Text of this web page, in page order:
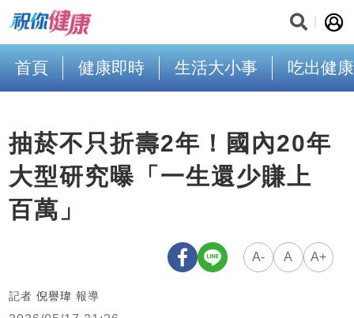
首頁 健康即時 生活大小事 吃出健康
抽菸不只折壽2年！國內20年
大型研究曝「一生還少賺上
百萬」
A- A A+
記者 倪譽瑋 報導